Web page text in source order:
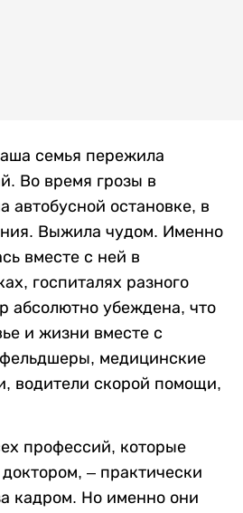
семья пережила
Во время грозы в
автобусной остановке, в
Выжила чудом. Именно
вместе с ней в
госпиталях разного
абсолютно убеждена, что
и жизни вместе с
медицинские
водители скорой помощи,
профессий, которые
– практически
кадром. Но именно они